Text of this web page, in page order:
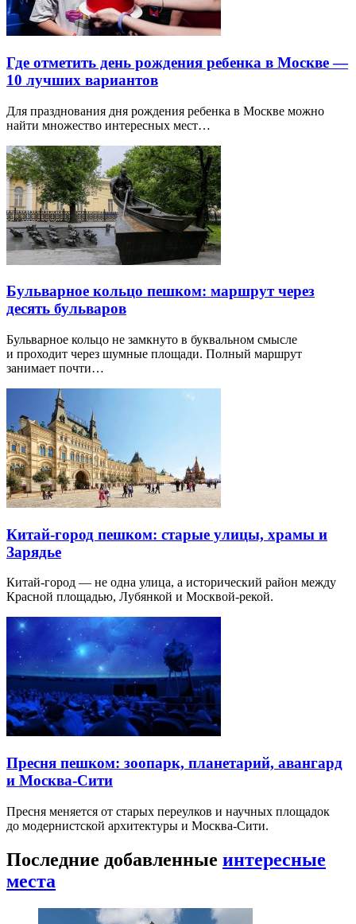
Где отметить день рождения ребенка в Москве —
10 лучших вариантов
Для празднования дня рождения ребенка в Москве можно
найти множество интересных мест…
Бульварное кольцо пешком: маршрут через
десять бульваров
Бульварное кольцо не замкнуто в буквальном смысле
и проходит через шумные площади. Полный маршрут
занимает почти…
Китай-город пешком: старые улицы, храмы и
Зарядье
Китай-город — не одна улица, а исторический район между
Красной площадью, Лубянкой и Москвой-рекой.
Пресня пешком: зоопарк, планетарий, авангард
и Москва-Сити
Пресня меняется от старых переулков и научных площадок
до модернистской архитектуры и Москва-Сити.
Последние добавленные интересные
места